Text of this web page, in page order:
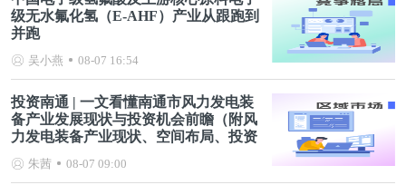
级无水氟化氢（E-AHF）产业从跟跑到
并跑
吴小燕 08-07 16:54
投资南通 | 一文看懂南通市风力发电装
备产业发展现状与投资机会前瞻（附风
力发电装备产业现状、空间布局、投资
朱茜 08-07 09:00